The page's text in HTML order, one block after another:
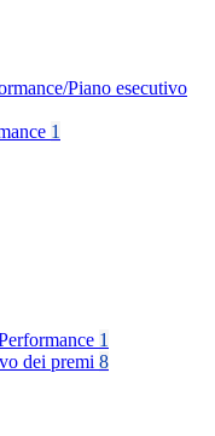
Piano esecutivo
1
1
dei premi 8